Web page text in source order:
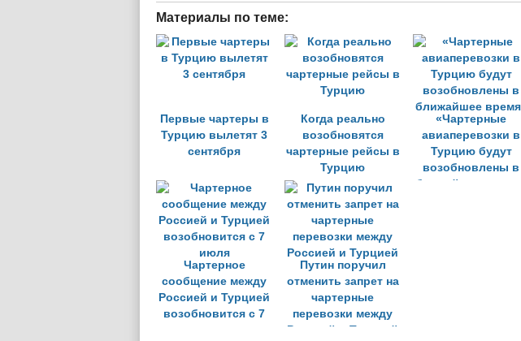
Материалы по теме:
Первые чартеры в
Турцию вылетят 3
сентября
Когда реально
возобновятся
чартерные рейсы в
Турцию
«Чартерные
авиаперевозки в
Турцию будут
возобновлены в
ближайшее время»
Чартерное
сообщение между
Россией и Турцией
возобновится с 7
Путин поручил
отменить запрет на
чартерные
перевозки между
Россией и Турцией